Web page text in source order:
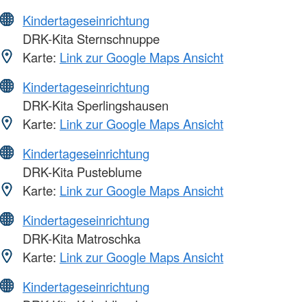
Kindertageseinrichtung
DRK-Kita Sternschnuppe
Karte: Link zur Google Maps Ansicht
Kindertageseinrichtung
DRK-Kita Sperlingshausen
Karte: Link zur Google Maps Ansicht
Kindertageseinrichtung
DRK-Kita Pusteblume
Karte: Link zur Google Maps Ansicht
Kindertageseinrichtung
DRK-Kita Matroschka
Karte: Link zur Google Maps Ansicht
Kindertageseinrichtung